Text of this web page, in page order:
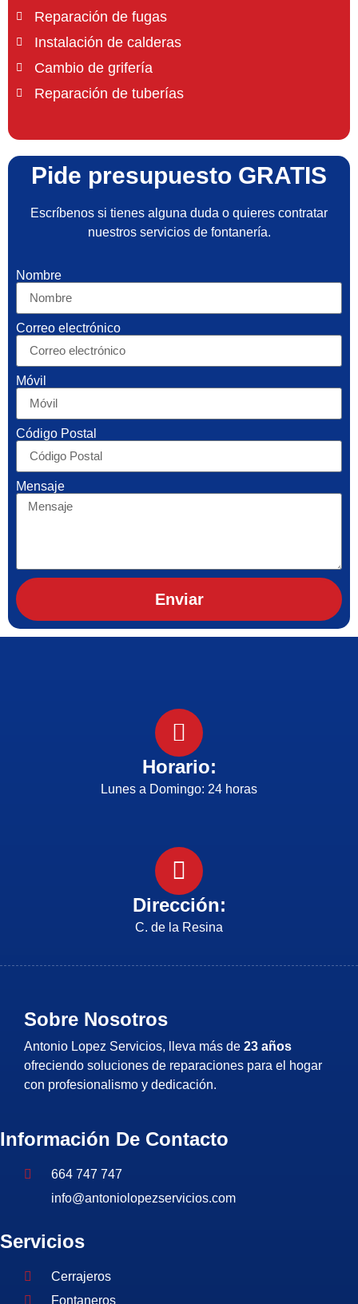
Reparación de fugas
Instalación de calderas
Cambio de grifería
Reparación de tuberías
Pide presupuesto GRATIS
Escríbenos si tienes alguna duda o quieres contratar
nuestros servicios de fontanería.
Nombre
Correo electrónico
Móvil
Código Postal
Mensaje
Enviar
Horario:
Lunes a Domingo: 24 horas
Dirección:
C. de la Resina
Sobre Nosotros
Antonio Lopez Servicios, lleva más de 23 años
ofreciendo soluciones de reparaciones para el hogar
con profesionalismo y dedicación.
Información De Contacto
664 747 747
info@antoniolopezservicios.com
Servicios
Cerrajeros
Fontaneros